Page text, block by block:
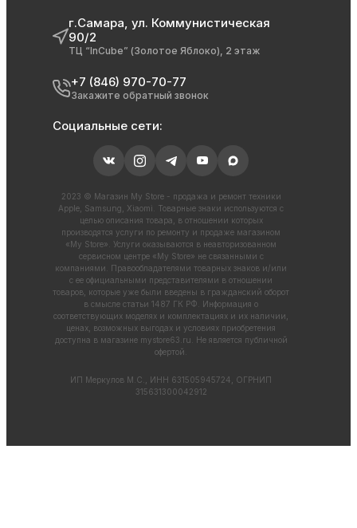
г.Самара, ул. Коммунистическая
90/2
ТЦ “InCube” (Золотое Яблоко), 2 этаж
+7 (846) 970-70-77
Закажите обратный звонок
Социальные сети:
2023 © Магазин My Store - продажа и ремонт техники
Apple, Samsung, Xiaomi. Товарные знаки используются с
целью описания товара, в отношении которых
производятся услуги по ремонту и продаже магазином
«My Store». Услуги оказываются в неавторизованном
сервисном центре «My Store» не связанными с
компаниями. Правообладателями товарных знаков и/или
с ее официальными представителями в отношении
товаров, которые уже были введены в гражданский оборот
в смысле статьи 1487 ГК РФ. Информация о
соответствующих моделях и комплектациях и их наличии,
ценах, возможных выгодах и условиях приобретения
доступна в магазине mystore63.ru . Не является публичной
офертой.
ИП Меркулов М.С., ИНН 631505945724, ОГРНИП
315631300042912